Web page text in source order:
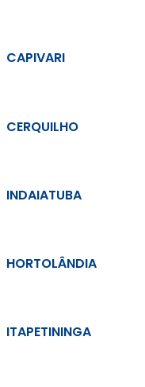
CAPIVARI
CERQUILHO
INDAIATUBA
HORTOLÂNDIA
ITAPETININGA